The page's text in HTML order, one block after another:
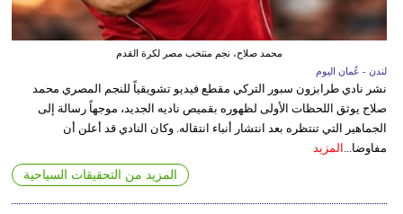
محمد صلاح، نجم منتخب مصر لكرة القدم
لندن - عُمان اليوم
نشر نادي طرابزون سبور التركي مقطع فيديو تشويقياً للنجم المصري محمد
صلاح يوثق اللحظات الأولى لظهوره بقميص ناديه الجديد، موجهاً رسالة إلى
الجماهير التي تنتظره بعد انتشار أنباء انتقاله. وكان النادي قد أعلن أن
مفاوضا... المزيد
المزيد من التحقيقات السياحية